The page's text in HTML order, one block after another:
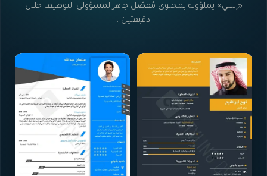
«إنتلي» يملؤونه بمحتوى مُفصّل جاهز لمسؤولي التوظيف خلال
دقيقتين .